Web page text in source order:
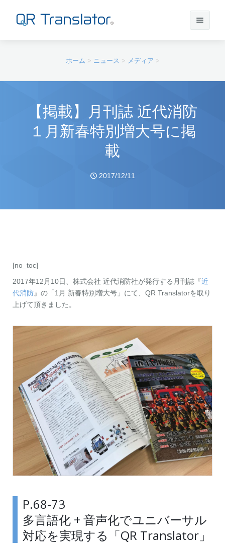
サインイン
QR Translatorについて
ブログ
Q&A
English
ホーム > ニュース > メディア >
【掲載】月刊誌 近代消防
１月新春特別増大号に掲
載
2017/12/11
[no_toc]
2017年12月10日、株式会社 近代消防社が発行する月刊誌『近
代消防』の「1月 新春特別増大号」にて、QR Translatorを取り
上げて頂きました。
P.68-73
多言語化 + 音声化でユニバーサル
対応を実現する「QR Translator」